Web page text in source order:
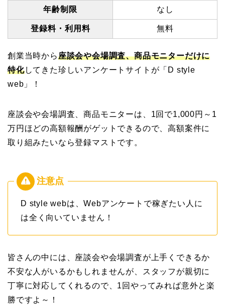
年齢制限 なし
登録料・利用料 無料
創業当時から座談会や会場調査、商品モニターだけに
特化してきた珍しいアンケートサイトが「D style
web」！
座談会や会場調査、商品モニターは、1回で1,000円～1
万円ほどの高額報酬がゲットできるので、高額案件に
取り組みたいなら登録マストです。
D style webは、Webアンケートで稼ぎたい人に
は全く向いていません！
皆さんの中には、座談会や会場調査が上手くできるか
不安な人がいるかもしれませんが、スタッフが親切に
丁寧に対応してくれるので、1回やってみれば意外と楽
勝ですよ～！